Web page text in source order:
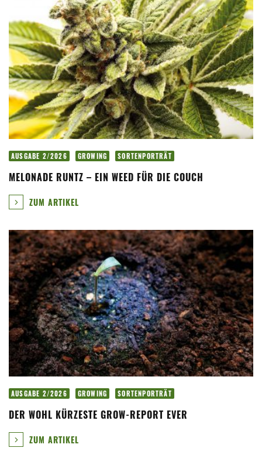
AUSGABE 2/2026 GROWING SORTENPORTRÄT
MELONADE RUNTZ – EIN WEED FÜR DIE COUCH
ZUM ARTIKEL
AUSGABE 2/2026 GROWING SORTENPORTRÄT
DER WOHL KÜRZESTE GROW-REPORT EVER
ZUM ARTIKEL